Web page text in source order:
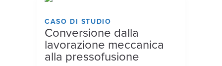
CASO DI STUDIO
Conversione dalla
lavorazione meccanica
alla pressofusione